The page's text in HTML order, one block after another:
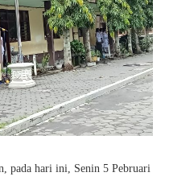
pada hari ini, Senin 5 Pebruari